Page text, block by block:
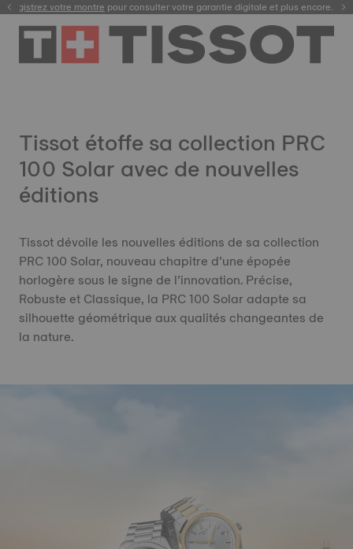
votre montre pour consulter votre garantie digitale et plus encore.
Tissot étoffe sa collection PRC
100 Solar avec de nouvelles
éditions
Tissot dévoile les nouvelles éditions de sa collection
PRC 100 Solar, nouveau chapitre d’une épopée
horlogère sous le signe de l’innovation. Précise,
Robuste et Classique, la PRC 100 Solar adapte sa
silhouette géométrique aux qualités changeantes de
la nature.